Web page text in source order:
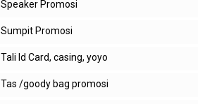
Speaker Promosi
Sumpit Promosi
Tali Id Card, casing, yoyo
Tas /goody bag promosi